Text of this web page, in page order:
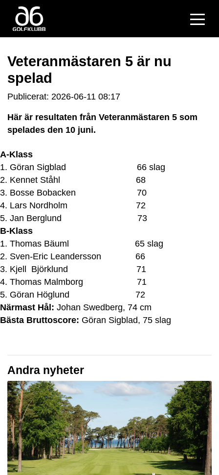
Veteranmästaren 5 är nu
spelad
Publicerat: 2026-06-11 08:17
Här är resultaten från Veteranmästaren 5 som
spelades den 10 juni.
A-Klass
1. Göran Sigblad 66 slag
2. Kennet Ståhl 68
3. Bosse Bobacken 70
4. Lars Nordholm 72
5. Jan Berglund 73
B-Klass
1. Thomas Bäuml 65 slag
2. Sven-Eric Leandersson 66
3. Kjell Björklund 71
4. Thomas Malmborg 71
5. Göran Höglund 72
Närmast Hål: Johan Swedberg, 74 cm
Bästa Bruttoscore: Göran Sigblad, 75 slag
Andra nyheter